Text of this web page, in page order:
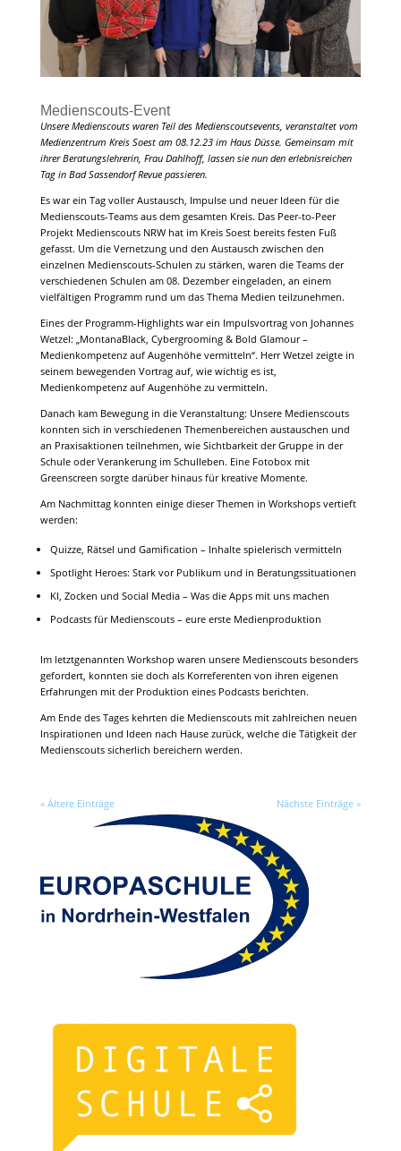
Medienscouts-Event
Unsere Medienscouts waren Teil des Medienscoutsevents, veranstaltet vom
Medienzentrum Kreis Soest am 08.12.23 im Haus Düsse. Gemeinsam mit
ihrer Beratungslehrerin, Frau Dahlhoff, lassen sie nun den erlebnisreichen
Tag in Bad Sassendorf Revue passieren.
Es war ein Tag voller Austausch, Impulse und neuer Ideen für die
Medienscouts-Teams aus dem gesamten Kreis. Das Peer-to-Peer
Projekt Medienscouts NRW hat im Kreis Soest bereits festen Fuß
gefasst. Um die Vernetzung und den Austausch zwischen den
einzelnen Medienscouts-Schulen zu stärken, waren die Teams der
verschiedenen Schulen am 08. Dezember eingeladen, an einem
vielfältigen Programm rund um das Thema Medien teilzunehmen.
Eines der Programm-Highlights war ein Impulsvortrag von Johannes
Wetzel: „MontanaBlack, Cybergrooming & Bold Glamour –
Medienkompetenz auf Augenhöhe vermitteln“. Herr Wetzel zeigte in
seinem bewegenden Vortrag auf, wie wichtig es ist,
Medienkompetenz auf Augenhöhe zu vermitteln.
Danach kam Bewegung in die Veranstaltung: Unsere Medienscouts
konnten sich in verschiedenen Themenbereichen austauschen und
an Praxisaktionen teilnehmen, wie Sichtbarkeit der Gruppe in der
Schule oder Verankerung im Schulleben. Eine Fotobox mit
Greenscreen sorgte darüber hinaus für kreative Momente.
Am Nachmittag konnten einige dieser Themen in Workshops vertieft
werden:
Quizze, Rätsel und Gamification – Inhalte spielerisch vermitteln
Spotlight Heroes: Stark vor Publikum und in Beratungssituationen
KI, Zocken und Social Media – Was die Apps mit uns machen
Podcasts für Medienscouts – eure erste Medienproduktion
Im letztgenannten Workshop waren unsere Medienscouts besonders
gefordert, konnten sie doch als Korreferenten von ihren eigenen
Erfahrungen mit der Produktion eines Podcasts berichten.
Am Ende des Tages kehrten die Medienscouts mit zahlreichen neuen
Inspirationen und Ideen nach Hause zurück, welche die Tätigkeit der
Medienscouts sicherlich bereichern werden.
« Ältere Einträge Nächste Einträge »